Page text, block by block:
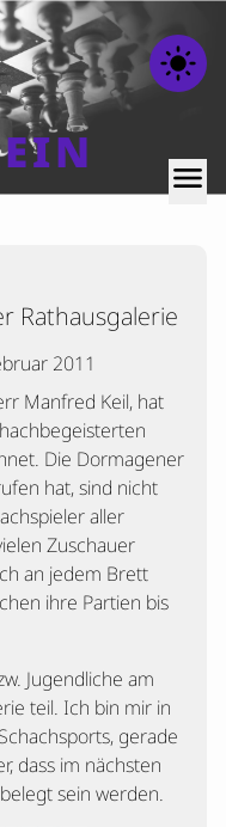
light_mode
menu
Rathausgalerie
2011
Manfred Keil, hat
Die Dormagener
hat, sind nicht
aller
Zuschauer
an jedem Brett
ihre Partien bis
Jugendliche am
teil. Ich bin mir in
gerade
dass im nächsten
sein werden.